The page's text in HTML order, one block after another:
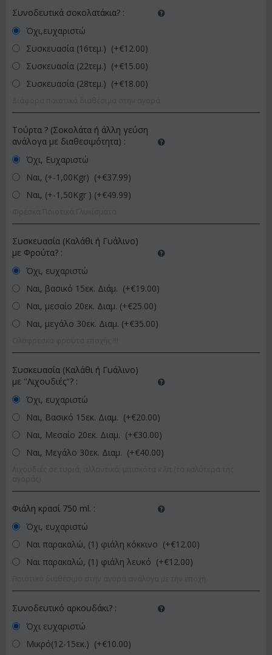
Συνοδευτικά σοκολατάκια? :
Όχι,ευχαριστώ
Συσκευασία (16τεμ.) (+€12.00)
Συσκευασία (22τεμ.) (+€15.00)
Συσκευασία (28τεμ.) (+€18.00)
Τούρτα ? (Σοκολάτα ή άλλη γεύση
ανάλογα με διαθεσιμότητα) :
Όχι, Ευχαριστώ
Ναι, (+-1,00Kgr) (+€37.99)
Ναι, (+-1,50Kgr ) (+€49.99)
Συσκευασία (Καλάθι ή Γυάλινο)
με Φρούτα? :
Όχι, ευχαριστώ
Ναι, βασικό 15εκ. Διάμ. (+€19.00)
Ναι, μεσαίο 20εκ. Διαμ. (+€25.00)
Ναι, μεγάλο 30εκ. Διαμ. (+€35.00)
Συσκευασία (Καλάθι ή Γυάλινο)
με "Λιχουδιές"? :
Όχι, ευχαριστώ
Ναι, Βασικό 15εκ. Διαμ. (+€20.00)
Ναι, Μεσαίο 20εκ. Διαμ. (+€30.00)
Ναι, Μεγάλο 30εκ. Διαμ. (+€40.00)
Φιάλη κρασί 750 ml. :
Όχι, ευχαριστώ
Ναι παρακαλώ, (1) φιάλη κόκκινο (+€12.00)
Ναι παρακαλώ, (1) φιάλη λευκό (+€12.00)
Συνοδευτικό αρκουδάκι? :
Όχι ευχαριστώ
Μικρό(12-15εκ.) (+€10.00)